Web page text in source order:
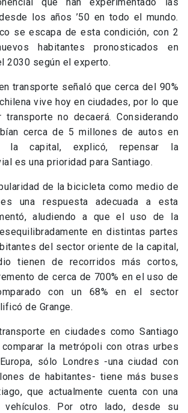
los años ’50 en todo el mundo.
se escapa de esta condición, con 2
habitantes pronosticados en
2030 según el experto.
transporte señaló que cerca del 90%
vive hoy en ciudades, por lo que
transporte no decaerá. Considerando
cerca de 5 millones de autos en
la capital, explicó, repensar la
es una prioridad para Santiago.
de la bicicleta como medio de
una respuesta adecuada a esta
aludiendo a que el uso de la
en distintas partes
del sector oriente de la capital,
tienen de recorridos más cortos,
de cerca de 700% en el uso de
con un 68% en el sector
de Grange.
en ciudades como Santiago
la metrópoli con otras urbes
sólo Londres -una ciudad con
de habitantes- tiene más buses
que actualmente cuenta con una
Por otro lado, desde su